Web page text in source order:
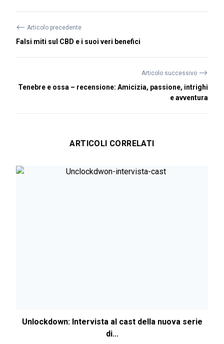
⟵ Articolo precedente
Falsi miti sul CBD e i suoi veri benefici
Articolo successivo ⟶
Tenebre e ossa – recensione: Amicizia, passione, intrighi
e avventura
ARTICOLI CORRELATI
Unlockdown: Intervista al cast della nuova serie
di...